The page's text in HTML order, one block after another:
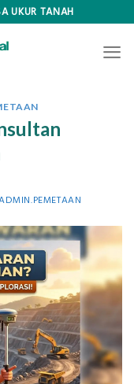
UKUR TANAH